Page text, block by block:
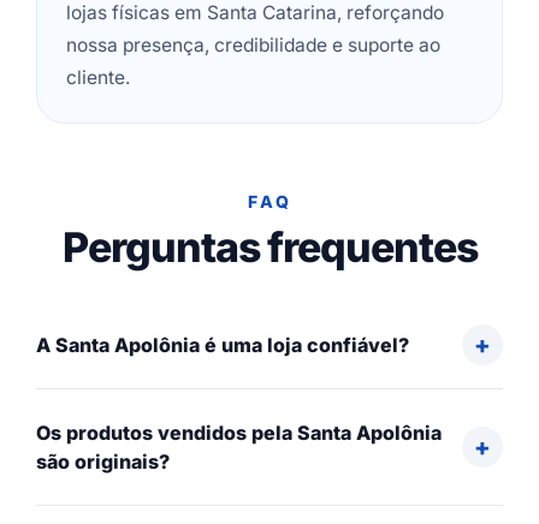
lojas físicas em Santa Catarina, reforçando
nossa presença, credibilidade e suporte ao
cliente.
FAQ
Perguntas frequentes
A Santa Apolônia é uma loja confiável?
Os produtos vendidos pela Santa Apolônia
são originais?